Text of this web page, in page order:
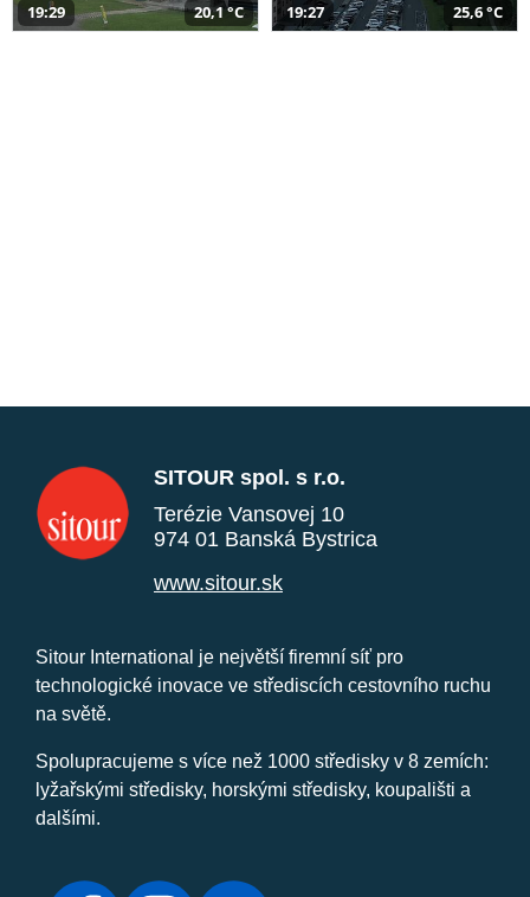
19:29 20,1 °C 19:27 25,6 °C
SITOUR spol. s r.o.
Terézie Vansovej 10
974 01 Banská Bystrica
www.sitour.sk
Sitour International je největší firemní síť pro
technologické inovace ve střediscích cestovního ruchu
na světě.
Spolupracujeme s více než 1000 středisky v 8 zemích:
lyžařskými středisky, horskými středisky, koupališti a
dalšími.